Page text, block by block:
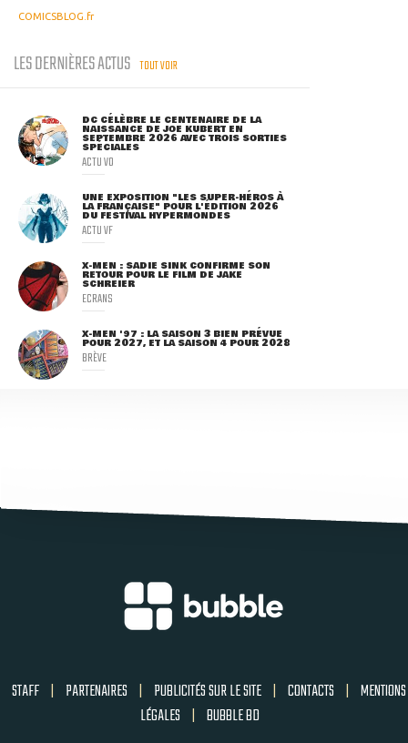
COMICSBLOG.fr
LES DERNIÈRES ACTUS TOUT VOIR
DC CÉLÈBRE LE CENTENAIRE DE LA
NAISSANCE DE JOE KUBERT EN
SEPTEMBRE 2026 AVEC TROIS SORTIES
SPÉCIALES
ACTU VO
UNE EXPOSITION "LES SUPER-HÉROS À
LA FRANÇAISE" POUR L'ÉDITION 2026
DU FESTIVAL HYPERMONDES
ACTU VF
X-MEN : SADIE SINK CONFIRME SON
RETOUR POUR LE FILM DE JAKE
SCHREIER
ECRANS
X-MEN '97 : LA SAISON 3 BIEN PRÉVUE
POUR 2027, ET LA SAISON 4 POUR 2028
BRÈVE
STAFF | PARTENAIRES | PUBLICITÉS SUR LE SITE | CONTACTS | MENTIONS
LÉGALES | BUBBLE BD